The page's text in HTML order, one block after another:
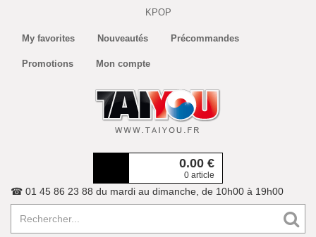
KPOP
My favorites Nouveautés Précommandes
Promotions Mon compte
0.00 €
0 article
☎ 01 45 86 23 88 du mardi au dimanche, de 10h00 à 19h00